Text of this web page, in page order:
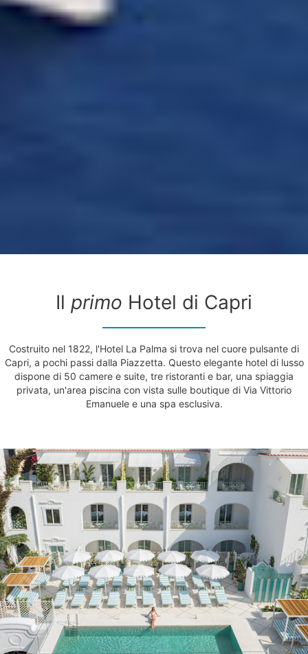
Il primo Hotel di Capri
Costruito nel 1822, l'Hotel La Palma si trova nel cuore pulsante di
Capri, a pochi passi dalla Piazzetta. Questo elegante hotel di lusso
dispone di 50 camere e suite, tre ristoranti e bar, una spiaggia
privata, un'area piscina con vista sulle boutique di Via Vittorio
Emanuele e una spa esclusiva.